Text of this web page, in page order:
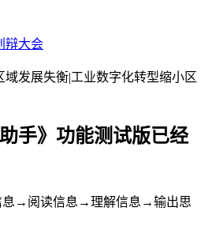
辩大会
域发展失衡|工业数字化转型缩小区
手》功能测试版已经
息→阅读信息→理解信息→输出思